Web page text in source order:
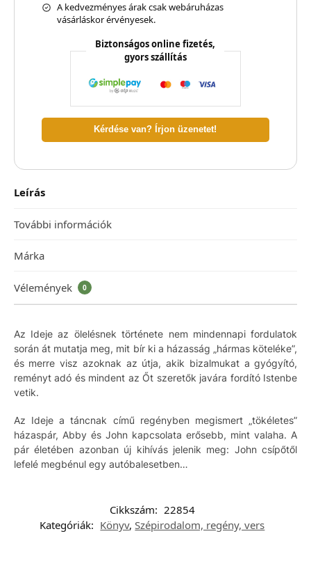
A kedvezményes árak csak webáruházas
vásárláskor érvényesek.
Biztonságos online fizetés,
gyors szállítás
Kérdése van? Írjon üzenetet!
Leírás
További információk
Márka
Vélemények 0
Az Ideje az ölelésnek története nem mindennapi fordulatok
során át mutatja meg, mit bír ki a házasság „hármas köteléke”,
és merre visz azoknak az útja, akik bizalmukat a gyógyító,
reményt adó és mindent az Őt szeretők javára fordító Istenbe
vetik.
Az Ideje a táncnak című regényben megismert „tökéletes”
házaspár, Abby és John kapcsolata erősebb, mint valaha. A
pár életében azonban új kihívás jelenik meg: John csípőtől
lefelé megbénul egy autóbalesetben…
Cikkszám: 22854
Kategóriák: Könyv,Szépirodalom, regény, vers